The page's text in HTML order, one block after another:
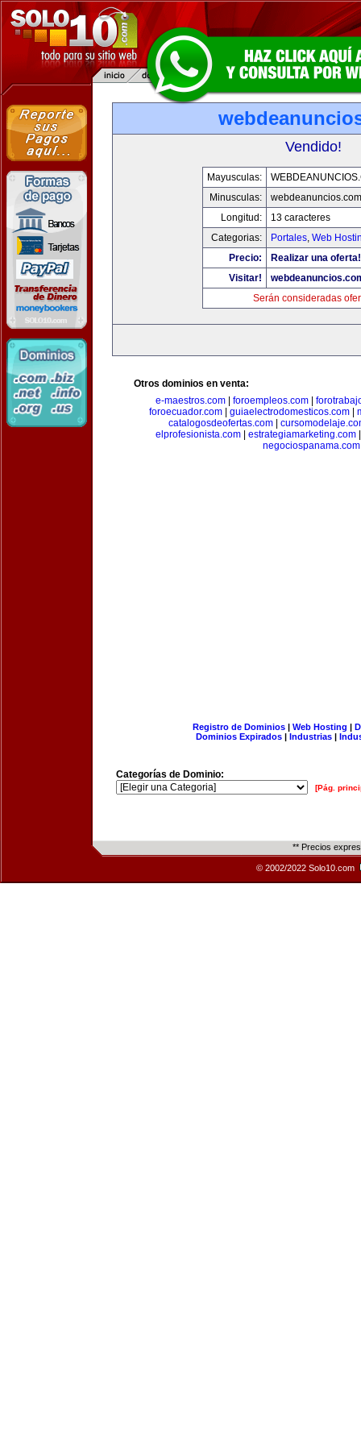
Vendido!
Mayusculas:
Minusculas:
webdeanuncios.com
Longitud:
13 caracteres
Categorias:
Portales, Web
Precio:
Realizar una oferta!
Visitar!
Serán consideradas
Otros dominios en venta:
e-maestros.com
foroempleos.com
foroecuador.com| guiaelectrodomesticos.com|
catalogosdeofertas.com|
elprofesionista.com
estrategiamarketing.com
negociospanama.com
Registro de Dominios| Web Hosting |
Dominios Expirados | Industrias |
Categorías de Dominio:
[Pág.
** Precios
© 2002/2022 Solo10.com